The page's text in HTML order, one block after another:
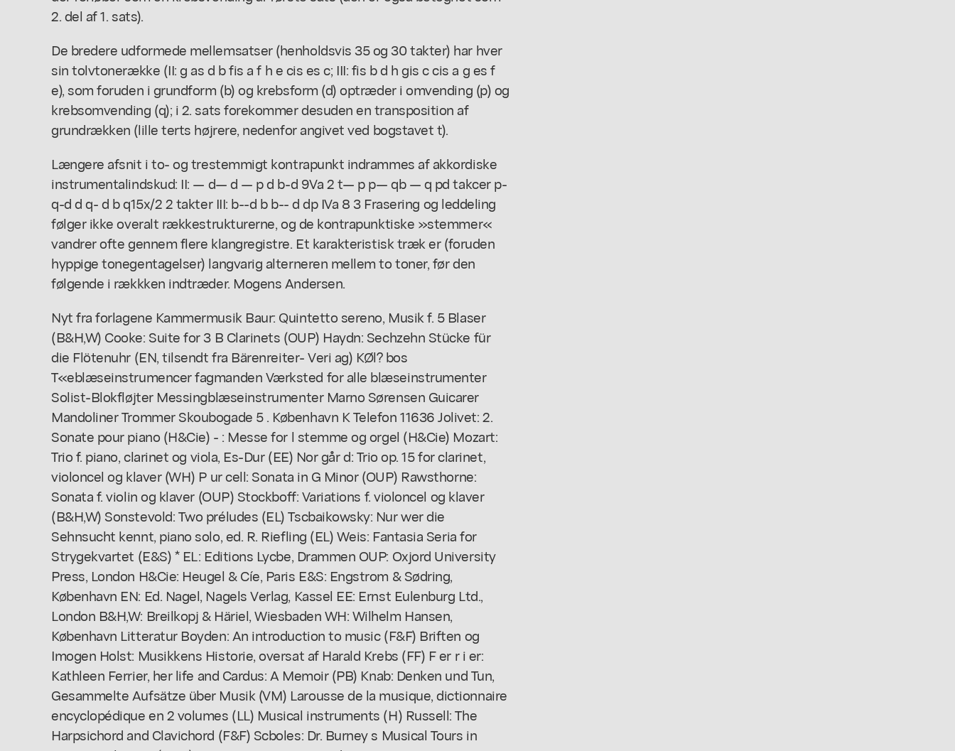
2. del af 1. sats).
De bredere udformede mellemsatser (henholdsvis 35 og 30 takter) har hver
sin tolvtonerække (II: g as d b fis a f h e cis es c; III: fis b d h gis c cis a g es f
e), som foruden i grundform (b) og krebsform (d) optræder i omvending (p) og
krebsomvending (q); i 2. sats forekommer desuden en transposition af
grundrækken (lille terts højrere, nedenfor angivet ved bogstavet t).
Længere afsnit i to- og trestemmigt kontrapunkt indrammes af akkordiske
instrumentalindskud: II: — d— d — p d b-d 9Va 2 t— p p— qb — q pd takcer p-
q-d d q- d b q15x/2 2 takter III: b--d b b-- d dp IVa 8 3 Frasering og leddeling
følger ikke overalt rækkestrukturerne, og de kontrapunktiske »stemmer«
vandrer ofte gennem flere klangregistre. Et karakteristisk træk er (foruden
hyppige tonegentagelser) langvarig alterneren mellem to toner, før den
følgende i rækkken indtræder. Mogens Andersen.
Nyt fra forlagene Kammermusik Baur: Quintetto sereno, Musik f. 5 Blaser
(B&H,W) Cooke: Suite for 3 B Clarinets (OUP) Haydn: Sechzehn Stücke für
die Flötenuhr (EN, tilsendt fra Bärenreiter- Veri ag) KØl? bos
T«eblæseinstrumencer fagmanden Værksted for alle blæseinstrumenter
Solist-Blokfløjter Messingblæseinstrumenter Marno Sørensen Guicarer
Mandoliner Trommer Skoubogade 5 . København K Telefon 11636 Jolivet: 2.
Sonate pour piano (H&Cie) - : Messe for l stemme og orgel (H&Cie) Mozart:
Trio f. piano, clarinet og viola, Es-Dur (EE) Nor går d: Trio op. 15 for clarinet,
violoncel og klaver (WH) P ur cell: Sonata in G Minor (OUP) Rawsthorne:
Sonata f. violin og klaver (OUP) Stockboff: Variations f. violoncel og klaver
(B&H,W) Sonstevold: Two préludes (EL) Tscbaikowsky: Nur wer die
Sehnsucht kennt, piano solo, ed. R. Riefling (EL) Weis: Fantasia Seria for
Strygekvartet (E&S) * EL: Editions Lycbe, Drammen OUP: Oxjord University
Press, London H&Cie: Heugel & Cíe, Paris E&S: Engstrom & Sødring,
København EN: Ed. Nagel, Nagels Verlag, Kassel EE: Ernst Eulenburg Ltd.,
London B&H,W: Breilkopj & Häriel, Wiesbaden WH: Wilhelm Hansen,
København Litteratur Boyden: An introduction to music (F&F) Briften og
Imogen Holst: Musikkens Historie, oversat af Harald Krebs (FF) F er r i er:
Kathleen Ferrier, her life and Cardus: A Memoir (PB) Knab: Denken und Tun,
Gesammelte Aufsätze über Musik (VM) Larousse de la musique, dictionnaire
encyclopédique en 2 volumes (LL) Musical instruments (H) Russell: The
Harpsichord and Clavichord (F&F) Scboles: Dr. Burney s Musical Tours in